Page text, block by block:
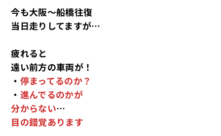
今も大阪～船橋往復
当日走りしてますが…
疲れると
遠い前方の車両が！
・ 停まってるのか？
・ 進んでるのかが
分からない…
目の錯覚あります